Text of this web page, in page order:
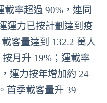
率超過 90%，連同
運力已按計劃達到疫
客量達到 132.2 萬人
月升 19%；運載率
運力按年增加約 24
首季載客量升 39